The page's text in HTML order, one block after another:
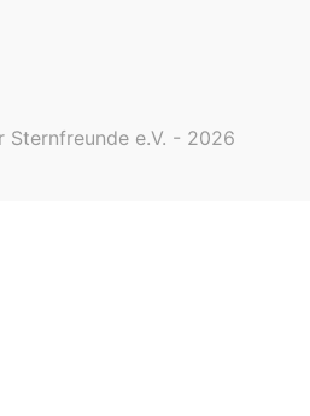
e.V. - 2026